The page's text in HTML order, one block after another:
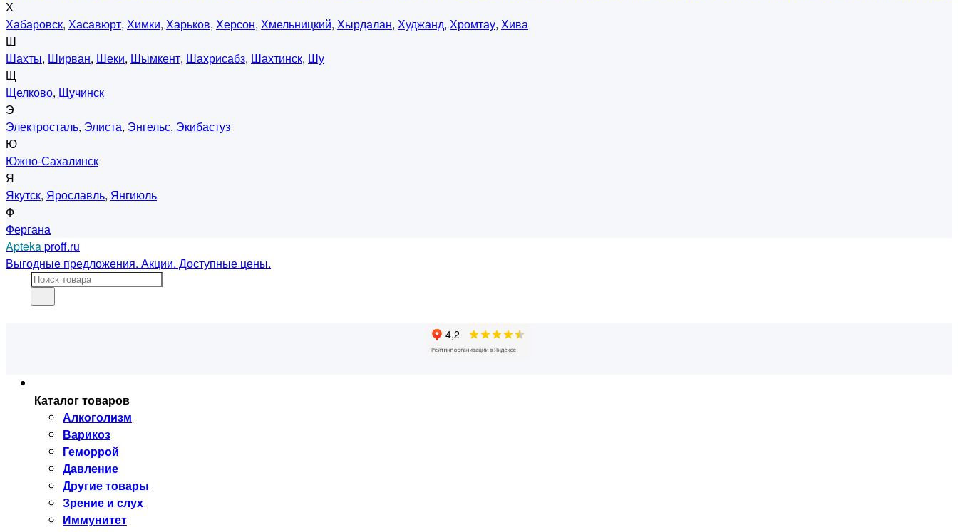
Х
Хабаровск, Хасавюрт, Химки, Харьков, Херсон, Хмельницкий, Хырдалан, Худжанд, Хромтау, Хива
Ш
Шахты, Ширван, Шеки, Шымкент, Шахрисабз, Шахтинск, Шу
Щ
Щелково, Щучинск
Э
Электросталь, Элиста, Энгельс, Экибастуз
Ю
Южно-Сахалинск
Я
Якутск, Ярославль, Янгиюль
Ф
Фергана
Aptekaproff.ru
Выгодные предложения. Акции. Доступные цены.
Каталог товаров
Алкоголизм
Варикоз
Геморрой
Давление
Другие товары
Зрение и слух
Иммунитет